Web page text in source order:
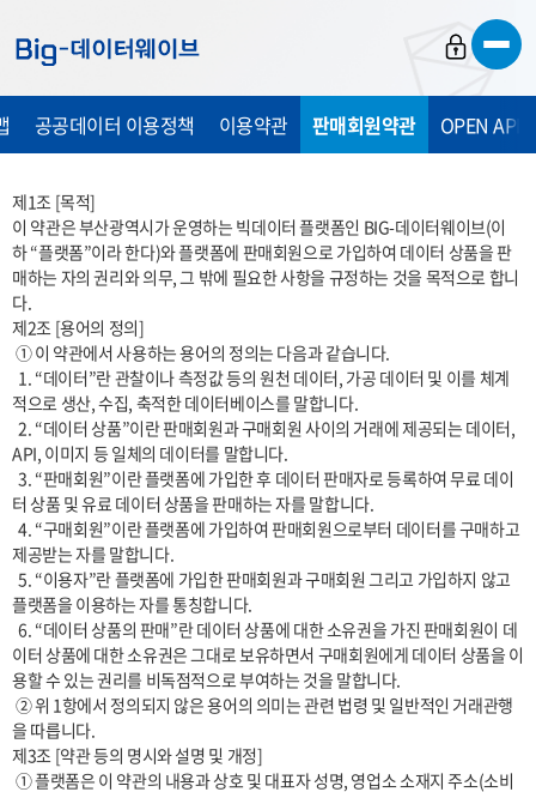
가
기
가
기
가
기
공공데이터 이용정책 이용약관 판매회원약관 OPEN API
제1조 [목적]
이 약관은 부산광역시가 운영하는 빅데이터 플랫폼인 BIG-데이터웨이브(이
하 “플랫폼”이라 한다)와 플랫폼에 판매회원으로 가입하여 데이터 상품을 판
매하는 자의 권리와 의무, 그 밖에 필요한 사항을 규정하는 것을 목적으로 합니
다.
제2조 [용어의 정의]
적으로 생산, 수집, 축적한 데이터베이스를 말합니다.
  2. “데이터 상품”이란 판매회원과 구매회원 사이의 거래에 제공되는 데이터,
API, 이미지 등 일체의 데이터를 말합니다.
  3. “판매회원”이란 플랫폼에 가입한 후 데이터 판매자로 등록하여 무료 데이
터 상품 및 유료 데이터 상품을 판매하는 자를 말합니다.
  4. “구매회원”이란 플랫폼에 가입하여 판매회원으로부터 데이터를 구매하고
제공받는 자를 말합니다.
  5. “이용자”란 플랫폼에 가입한 판매회원과 구매회원 그리고 가입하지 않고
플랫폼을 이용하는 자를 통칭합니다.
  6. “데이터 상품의 판매”란 데이터 상품에 대한 소유권을 가진 판매회원이 데
이터 상품에 대한 소유권은 그대로 보유하면서 구매회원에게 데이터 상품을 이
용할 수 있는 권리를 비독점적으로 부여하는 것을 말합니다.
을 따릅니다.
제3조 [약관 등의 명시와 설명 및 개정]